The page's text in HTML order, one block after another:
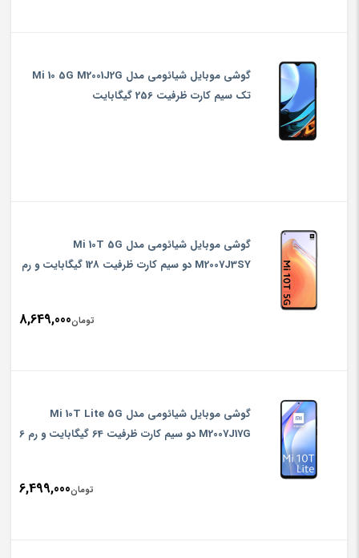
گوشی موبایل شیائومی مدل Mi 10 5G M2001J2G
تک سیم‌ کارت ظرفیت 256 گیگابایت
گوشی موبایل شیائومی مدل Mi 10T 5G
M2007J3SY دو سیم‌ کارت ظرفیت 128 گیگابایت و رم
تومان8,649,000
گوشی موبایل شیائومی مدل Mi 10T Lite 5G
M2007J17G دو سیم‌ کارت ظرفیت 64 گیگابایت و رم 6
تومان6,499,000